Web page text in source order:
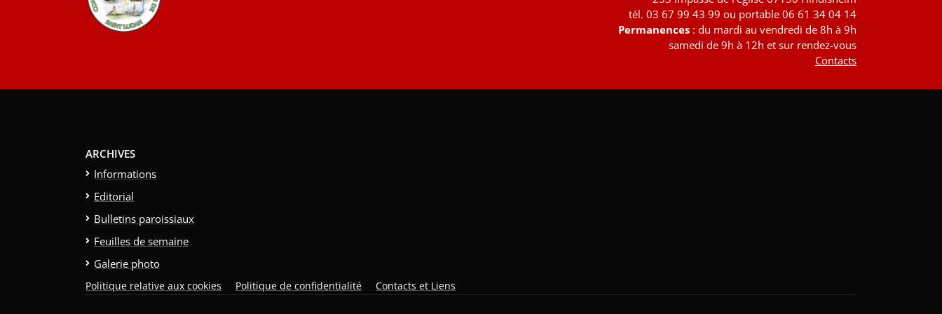
tél. 03 67 99 43 99 ou portable 06 61 34 04 14
Permanences : du mardi au vendredi de 8h à 9h
samedi de 9h à 12h et sur rendez-vous
Contacts
ARCHIVES
Informations
Editorial
Bulletins paroissiaux
Feuilles de semaine
Galerie photo
Politique relative aux cookies Politique de confidentialité Contacts et Liens